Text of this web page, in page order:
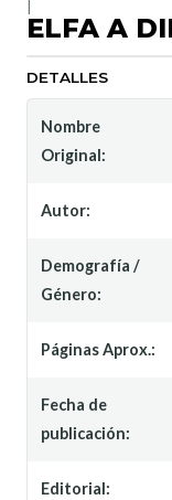
ELFA A
DETALLES
Nombre
Original:
Autor:
Demografía /
Género:
Páginas Aprox.:
Fecha de
publicación:
Editorial: